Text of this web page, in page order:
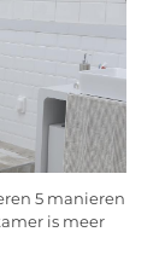
5 manieren
is meer